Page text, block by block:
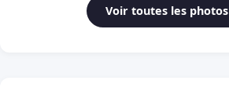
Voir toutes les photos